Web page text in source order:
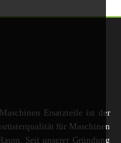
Ersatzteile ist der
für Maschinen
Seit unserer Gründung